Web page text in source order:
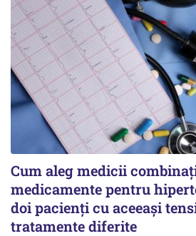
Cum aleg medicii
medicamente pentru
doi pacienți cu aceeași
tratamente diferite